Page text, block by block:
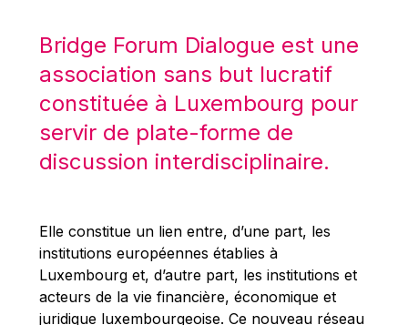
Mario Centeno
Mario Monti
Maroš ŠEFČOVIČ
Martin Bailey
Martine Reicherts
Michael Sohlman
Michel Goedert
Mireille Delmas-Marty
Bridge Forum Dialogue est une
association sans but lucratif
constituée à Luxembourg pour
servir de plate-forme de
discussion interdisciplinaire.
Elle constitue un lien entre, d’une part, les
institutions européennes établies à
Luxembourg et, d’autre part, les institutions et
acteurs de la vie financière, économique et
juridique luxembourgeoise. Ce nouveau réseau